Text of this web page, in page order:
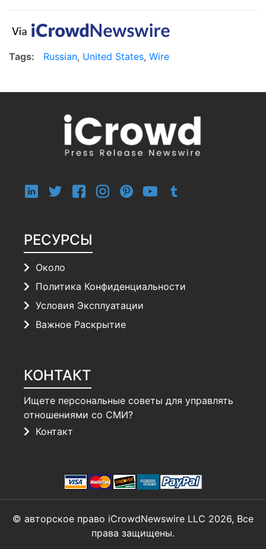
Tags: Russian, United States, Wire
РЕСУРСЫ
Около
Политика Конфиденциальности
Условия Эксплуатации
Важное Раскрытие
КОНТАКТ
Ищете персональные советы для управлять
отношениями со СМИ?
Контакт
© авторское право iCrowdNewswire LLC 2026, Все
права защищены.